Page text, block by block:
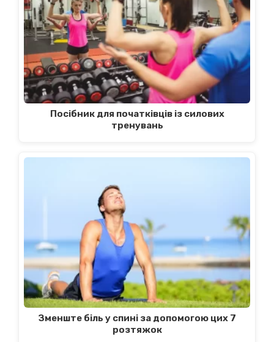
Посібник для початківців із силових
тренувань
Зменште біль у спині за допомогою цих 7
розтяжок